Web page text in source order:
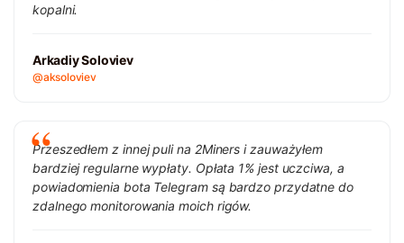
kopalni.
Arkadiy Soloviev
@aksoloviev
Przeszedłem z innej puli na 2Miners i zauważyłem
bardziej regularne wypłaty. Opłata 1% jest uczciwa, a
powiadomienia bota Telegram są bardzo przydatne do
zdalnego monitorowania moich rigów.